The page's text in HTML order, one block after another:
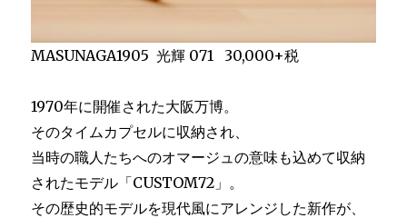
MASUNAGA1905 光輝 071 30,000+税
1970年に開催された大阪万博。
そのタイムカプセルに収納され、
当時の職人たちへのオマージュの意味も込めて収納
されたモデル「CUSTOM72」。
その歴史的モデルを現代風にアレンジした新作が、